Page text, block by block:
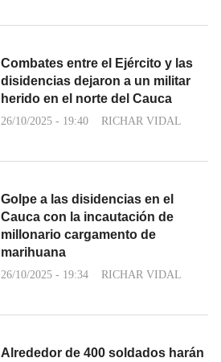
Combates entre el Ejército y las
disidencias dejaron a un militar
herido en el norte del Cauca
26/10/2025 - 19:40 RICHAR VIDAL
Golpe a las disidencias en el
Cauca con la incautación de
millonario cargamento de
marihuana
26/10/2025 - 19:34 RICHAR VIDAL
Alrededor de 400 soldados harán